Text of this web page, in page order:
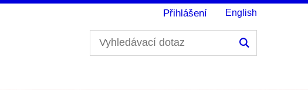
Přihlášení English